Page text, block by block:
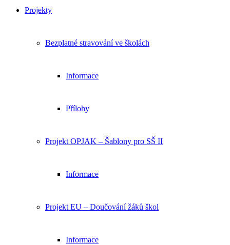
Projekty
Bezplatné stravování ve školách
Informace
Přílohy
Projekt OPJAK – Šablony pro SŠ II
Informace
Projekt EU – Doučování žáků škol
Informace